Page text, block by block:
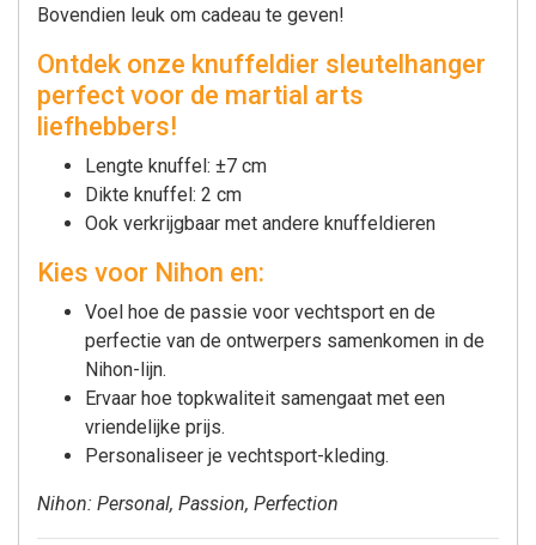
Bovendien leuk om cadeau te geven!
Ontdek onze knuffeldier sleutelhanger
perfect voor de martial arts
liefhebbers!
Lengte knuffel: ±7 cm
Dikte knuffel: 2 cm
Ook verkrijgbaar met andere knuffeldieren
Kies voor Nihon en:
Voel hoe de passie voor vechtsport en de
perfectie van de ontwerpers samenkomen in de
Nihon-lijn.
Ervaar hoe topkwaliteit samengaat met een
vriendelijke prijs.
Personaliseer je vechtsport-kleding.
Nihon: Personal, Passion, Perfection